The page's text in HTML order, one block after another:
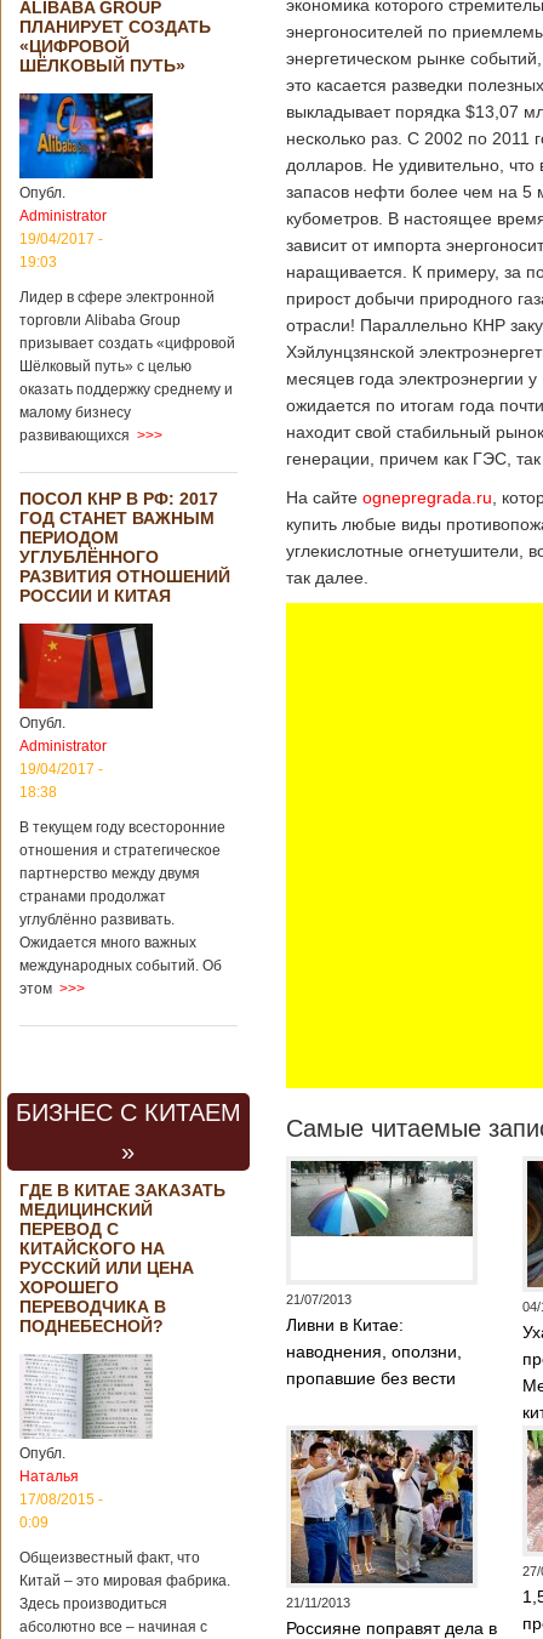
ALIBABA GROUP
ПЛАНИРУЕТ СОЗДАТЬ
«ЦИФРОВОЙ
ШЁЛКОВЫЙ ПУТЬ»
Опубл.
Administrator
19/04/2017 -
19:03
Лидер в сфере электронной
торговли Alibaba Group
призывает создать «цифровой
Шёлковый путь» с целью
оказать поддержку среднему и
малому бизнесу
развивающихся >>>
ПОСОЛ КНР В РФ: 2017
ГОД СТАНЕТ ВАЖНЫМ
ПЕРИОДОМ
УГЛУБЛЁННОГО
РАЗВИТИЯ ОТНОШЕНИЙ
РОССИИ И КИТАЯ
Опубл.
Administrator
19/04/2017 -
18:38
В текущем году всесторонние
отношения и стратегическое
партнерство между двумя
странами продолжат
углублённо развивать.
Ожидается много важных
международных событий. Об
этом >>>
БИЗНЕС С КИТАЕМ
»
ГДЕ В КИТАЕ ЗАКАЗАТЬ
МЕДИЦИНСКИЙ
ПЕРЕВОД С
КИТАЙСКОГО НА
РУССКИЙ ИЛИ ЦЕНА
ХОРОШЕГО
ПЕРЕВОДЧИКА В
ПОДНЕБЕСНОЙ?
Опубл.
Наталья
17/08/2015 -
0:09
Общеизвестный факт, что
Китай – это мировая фабрика.
Здесь производиться
абсолютно все – начиная с
экономика которого
энергоносителей по
энергетическом рынке
это касается разведки
выкладывает порядка $13,07
несколько раз. С 2002 по 2011
долларов. Не удивительно,
запасов нефти более чем на 5
кубометров. В настоящее
зависит от импорта
наращивается. К примеру, за
прирост добычи природного
отрасли! Параллельно КНР
Хэйлунцзянской
месяцев года электроэнергии
ожидается по итогам года
находит свой стабильный
генерации, причем как ГЭС,
На сайте ognepregrada.ru ,
купить любые виды
углекислотные огнетушители,
так далее.
Самые читаемые
21/07/2013
Ливни в Китае:
наводнения, оползни,
пропавшие без вести
04/
21/11/2013
Россияне поправят дела в
27/